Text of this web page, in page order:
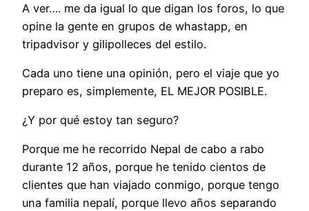
A ver…. me da igual lo que digan los foros, lo que
opine la gente en grupos de whastapp, en
tripadvisor y gilipolleces del estilo.
Cada uno tiene una opinión, pero el viaje que yo
preparo es, simplemente, EL MEJOR POSIBLE.
¿Y por qué estoy tan seguro?
Porque me he recorrido Nepal de cabo a rabo
durante 12 años, porque he tenido cientos de
clientes que han viajado conmigo, porque tengo
una familia nepalí, porque llevo años separando